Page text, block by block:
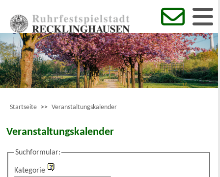
Startseite >> Veranstaltungskalender
Veranstaltungskalender
Suchformular:
Kategorie